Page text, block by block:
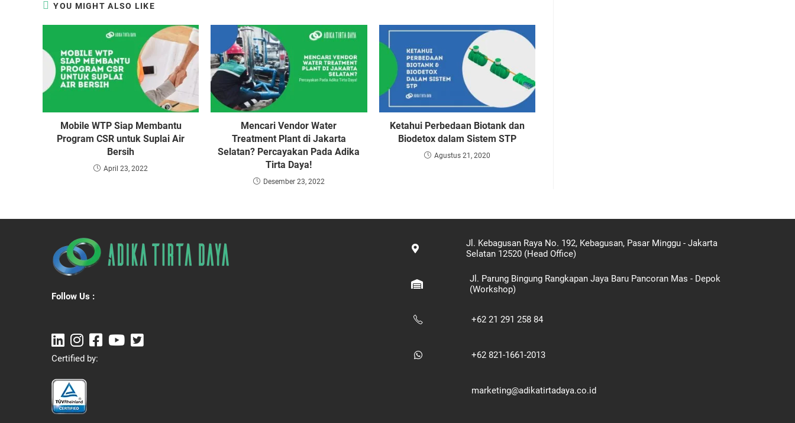
YOU MIGHT ALSO LIKE
Mobile WTP Siap Membantu
Program CSR untuk Suplai Air
Bersih
April 23, 2022
Mencari Vendor Water
Treatment Plant di Jakarta
Selatan? Percayakan Pada Adika
Tirta Daya!
Desember 23, 2022
Ketahui Perbedaan Biotank dan
Biodetox dalam Sistem STP
Agustus 21, 2020
Follow Us :
Certified by:
Jl. Kebagusan Raya No. 192, Kebagusan, Pasar Minggu - Jakarta
Selatan 12520 (Head Office)
Jl. Parung Bingung Rangkapan Jaya Baru Pancoran Mas - Depok
(Workshop)
+62 21 291 258 84
+62 821-1661-2013
marketing@adikatirtadaya.co.id